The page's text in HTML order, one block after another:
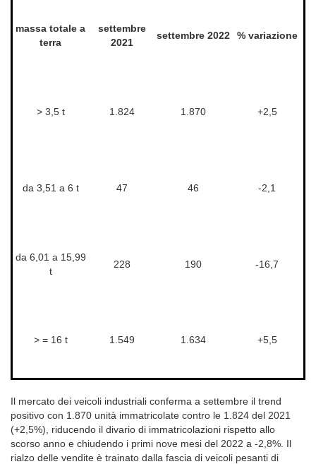
massa totale a
terra
settembre
2021
settembre 2022 % variazione
> 3,5 t 1.824 1.870 +2,5
da 3,51 a 6 t 47 46 -2,1
da 6,01 a 15,99
t
228 190 -16,7
> = 16 t 1.549 1.634 +5,5
Il mercato dei veicoli industriali conferma a settembre il trend
positivo con 1.870 unità immatricolate contro le 1.824 del 2021
(+2,5%), riducendo il divario di immatricolazioni rispetto allo
scorso anno e chiudendo i primi nove mesi del 2022 a -2,8%. Il
rialzo delle vendite è trainato dalla fascia di veicoli pesanti di